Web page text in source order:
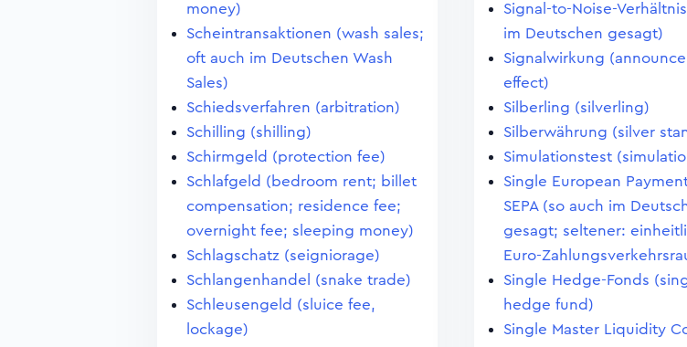
money)
Scheintransaktionen (wash sales;
oft auch im Deutschen Wash
Sales)
Schiedsverfahren (arbitration)
Schilling (shilling)
Schirmgeld (protection fee)
Schlafgeld (bedroom rent; billet
compensation; residence fee;
overnight fee; sleeping money)
Schlagschatz (seigniorage)
Schlangenhandel (snake trade)
Schleusengeld (sluice fee,
lockage)
Signal-to-Noise-
im Deutschen gesagt)
Signalwirkung
effect)
Silberling (silverling)
Silberwährung (silver
Simulationstest
Single European
SEPA (so auch im
gesagt; seltener:
Euro-
Single Hedge-Fonds
hedge fund)
Single Master Liquidity